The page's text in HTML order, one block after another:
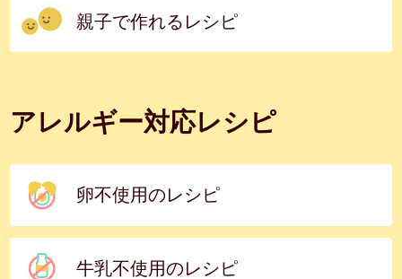
親子で作れるレシピ
アレルギー対応レシピ
卵不使用のレシピ
牛乳不使用のレシピ